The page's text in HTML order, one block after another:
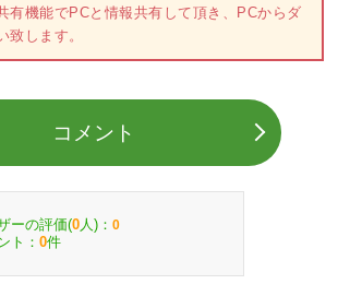
有機能でPCと情報共有して頂き、PCからダ
致します。
コメント
ーの評価(0 人)： 0
ト： 0件